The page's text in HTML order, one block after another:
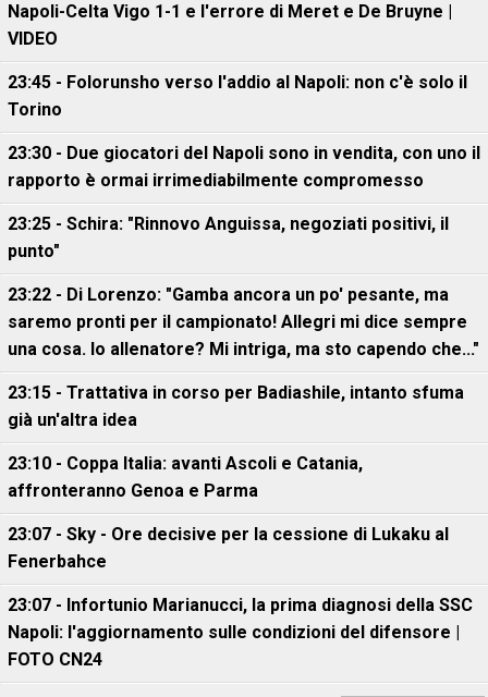
Napoli-Celta Vigo 1-1 e l'errore di Meret e De Bruyne |
VIDEO
23:45 - Folorunsho verso l'addio al Napoli: non c'è solo il
Torino
23:30 - Due giocatori del Napoli sono in vendita, con uno il
rapporto è ormai irrimediabilmente compromesso
23:25 - Schira: "Rinnovo Anguissa, negoziati positivi, il
punto"
23:22 - Di Lorenzo: "Gamba ancora un po' pesante, ma
saremo pronti per il campionato! Allegri mi dice sempre
una cosa. Io allenatore? Mi intriga, ma sto capendo che..."
23:15 - Trattativa in corso per Badiashile, intanto sfuma
già un'altra idea
23:10 - Coppa Italia: avanti Ascoli e Catania,
affronteranno Genoa e Parma
23:07 - Sky - Ore decisive per la cessione di Lukaku al
Fenerbahce
23:07 - Infortunio Marianucci, la prima diagnosi della SSC
Napoli: l'aggiornamento sulle condizioni del difensore |
FOTO CN24